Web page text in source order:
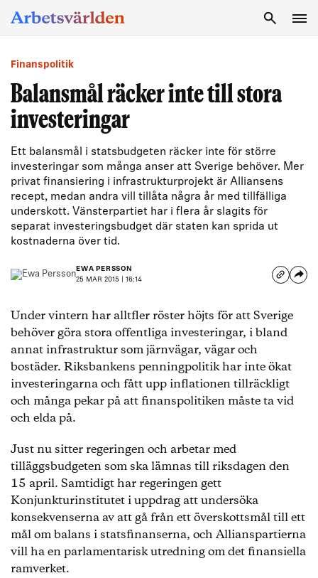
Finanspolitik
Balansmål räcker inte till stora
investeringar
Ett balansmål i statsbudgeten räcker inte för större
investeringar som många anser att Sverige behöver. Mer
privat finansiering i infrastrukturprojekt är Alliansens
recept, medan andra vill tillåta några år med tillfälliga
underskott. Vänsterpartiet har i flera år slagits för
separat investeringsbudget där staten kan sprida ut
kostnaderna över tid.
EWA PERSSON
25 MAR 2015 | 16:14
Under vintern har alltfler röster höjts för att Sverige
behöver göra stora offentliga investeringar, i bland
annat infrastruktur som järnvägar, vägar och
bostäder. Riksbankens penningpolitik har inte ökat
investeringarna och fått upp inflationen tillräckligt
och många pekar på att finanspolitiken måste ta vid
och elda på.
Just nu sitter regeringen och arbetar med
tilläggsbudgeten som ska lämnas till riksdagen den
15 april. Samtidigt har regeringen gett
Konjunkturinstitutet i uppdrag att undersöka
konsekvenserna av att gå från ett överskottsmål till ett
mål om balans i statsfinanserna, och Allianspartierna
vill ha en parlamentarisk utredning om det finansiella
ramverket.